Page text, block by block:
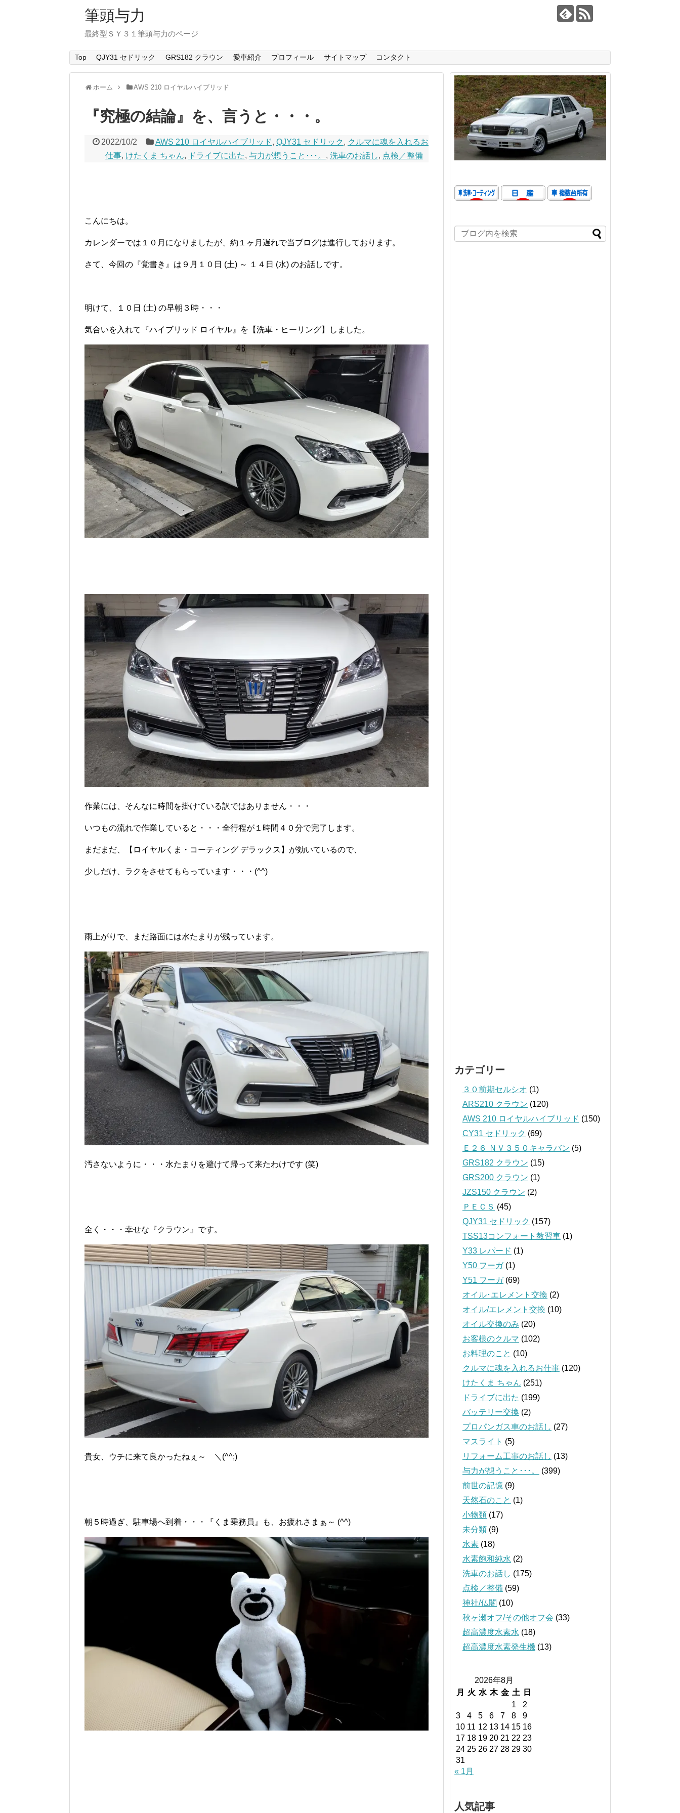
筆頭与力
最終型ＳＹ３１筆頭与力のページ
Top QJY31 セドリック GRS182 クラウン 愛車紹介 プロフィール サイトマップ コンタクト
ホーム AWS 210 ロイヤルハイブリッド
『究極の結論』を、言うと・・・。
2022/10/2 AWS 210 ロイヤルハイブリッド, QJY31 セドリック , クルマに魂を入れるお
仕事, けたくま ちゃん, ドライブに出た, 与力が想うこと･･･。 , 洗車のお話し, 点検／整備
こんにちは。
カレンダーでは１０月になりましたが、約１ヶ月遅れで当ブログは進行しております。
さて、今回の『覚書き』は９月１０日 (土) ～ １４日 (水) のお話しです。
明けて、１０日 (土) の早朝３時・・・
気合いを入れて『ハイブリッド ロイヤル』を【洗車・ヒーリング】しました。
作業には、そんなに時間を掛けている訳ではありません・・・
いつもの流れで作業していると・・・全行程が１時間４０分で完了します。
まだまだ、【ロイヤルくま・コーティング デラックス】が効いているので、
少しだけ、ラクをさせてもらっています・・・(^^)
雨上がりで、まだ路面には水たまりが残っています。
汚さないように・・・水たまりを避けて帰って来たわけです (笑)
全く・・・幸せな『クラウン』です。
貴女、ウチに来て良かったねぇ～ ＼(^^;)
朝５時過ぎ、駐車場へ到着・・・『くま乗務員』も、お疲れさまぁ～ (^^)
カテゴリー
３０前期セルシオ (1)
ARS210 クラウン (120)
AWS 210 ロイヤルハイブリッド (150)
CY31 セドリック (69)
Ｅ２６ ＮＶ３５０キャラバン (5)
GRS182 クラウン (15)
GRS200 クラウン (1)
JZS150 クラウン (2)
ＰＥＣＳ (45)
QJY31 セドリック (157)
TSS13コンフォート教習車 (1)
Y33 レパード (1)
Y50 フーガ(1)
Y51 フーガ(69)
オイル･エレメント交換 (2)
オイル/エレメント交換 (10)
オイル交換のみ (20)
お客様のクルマ (102)
お料理のこと (10)
クルマに魂を入れるお仕事 (120)
けたくま ちゃん (251)
ドライブに出た (199)
バッテリー交換 (2)
プロパンガス車のお話し (27)
マスライト (5)
リフォーム工事のお話し (13)
与力が想うこと･･･。
(399)
前世の記憶 (9)
天然石のこと (1)
小物類 (17)
未分類 (9)
水素 (18)
水素飽和純水 (2)
洗車のお話し (175)
点検／整備 (59)
神社/仏閣 (10)
秋ヶ瀬オフ/その他オフ会 (33)
超高濃度水素水 (18)
超高濃度水素発生機 (13)
2026年8月
月
火 水 木 金 土
日
1
2
3
4 5 6 7 8
9
10 11 12 13 14 15 16
17 18 19 20 21 22 23
24 25 26 27 28 29 30
31
« 1月
人気記事